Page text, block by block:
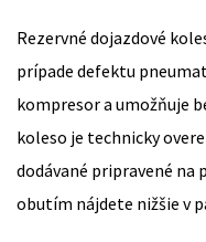
Rezervné dojazdové
prípade defektu
kompresor a umožňuje
koleso je technicky
dodávané pripravené
obutím nájdete nižšie v